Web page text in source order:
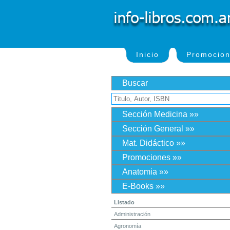
Inicio
Buscar
Sección Medicina »»
Sección General »»
Mat. Didáctico »»
Promociones »»
Anatomia »»
E-Books »»
Listado
Administración
Agronomía